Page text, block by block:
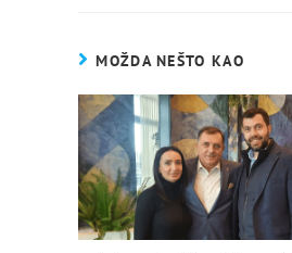
MOŽDA NEŠTO KAO